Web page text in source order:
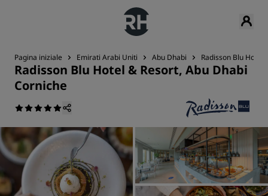
Pagina iniziale Emirati Arabi Uniti Abu Dhabi Radisson Blu Hotel
Radisson Blu Hotel & Resort, Abu Dhabi
Corniche